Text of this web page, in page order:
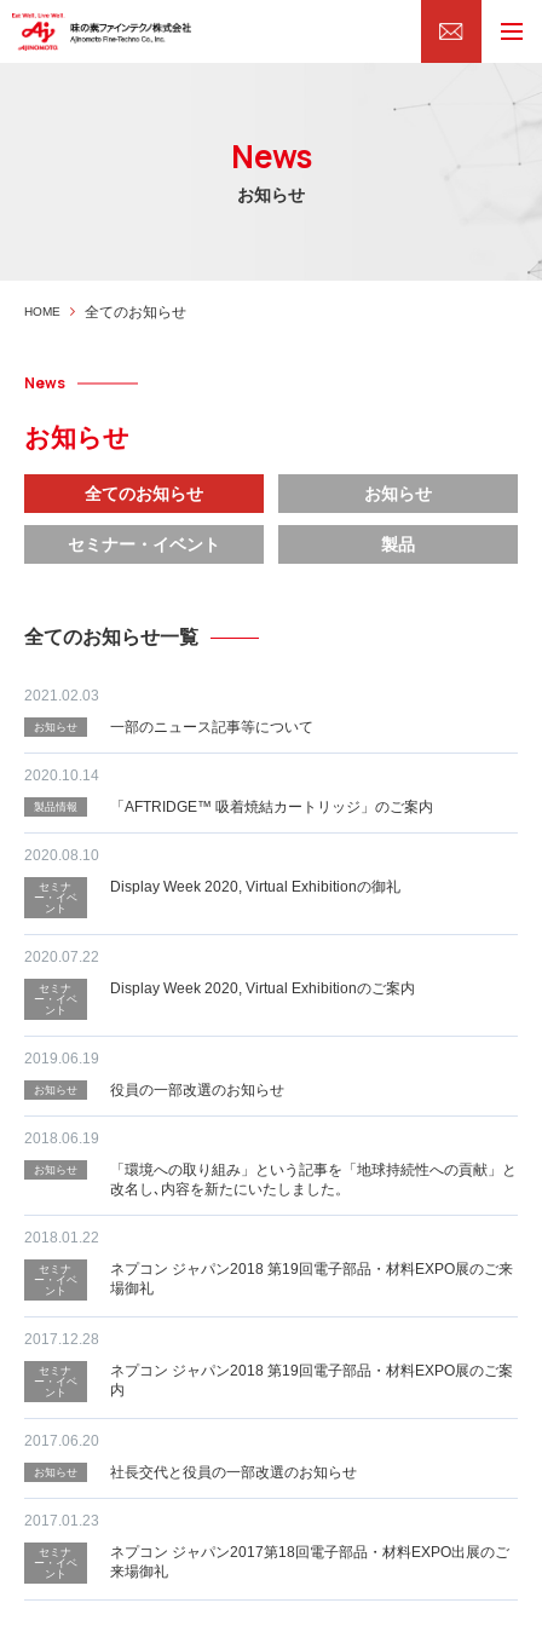
News
お知らせ
HOME 全てのお知らせ
News
お知らせ
全てのお知らせ お知らせ
セミナー・イベント 製品
全てのお知らせ一覧
2021.02.03
お知らせ 一部のニュース記事等について
2020.10.14
製品情報 「AFTRIDGE™ 吸着焼結カートリッジ」のご案内
2020.08.10
セミナ
ー・イベ
ント
Display Week 2020, Virtual Exhibitionの御礼
2020.07.22
セミナ
ー・イベ
ント
Display Week 2020, Virtual Exhibitionのご案内
2019.06.19
お知らせ 役員の一部改選のお知らせ
2018.06.19
お知らせ
「環境への取り組み」という記事を「地球持続性への貢献」と
改名し､内容を新たにいたしました。
2018.01.22
セミナ
ー・イベ
ント
ネプコン ジャパン2018 第19回電子部品・材料EXPO展のご来
場御礼
2017.12.28
セミナ
ー・イベ
ント
ネプコン ジャパン2018 第19回電子部品・材料EXPO展のご案
内
2017.06.20
お知らせ 社長交代と役員の一部改選のお知らせ
2017.01.23
セミナ
ー・イベ
ント
ネプコン ジャパン2017第18回電子部品・材料EXPO出展のご
来場御礼